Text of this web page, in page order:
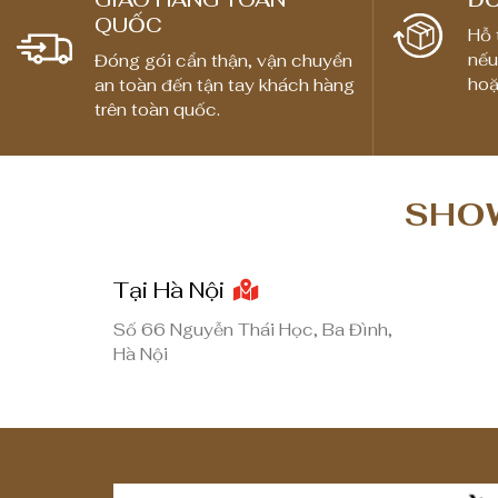
QUỐC
Đóng gói cẩn thận, vận chuyển
an toàn đến tận tay khách hàng
trên toàn quốc.
Hỗ
Tại Hà Nội
Số 66 Nguyễn Thái Học, Ba Đình,
Hà Nội